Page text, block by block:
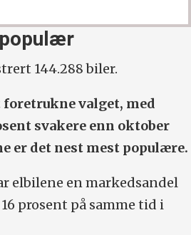
144.288 biler.
valget, med
svakere enn oktober
er det nest mest populære.
elbilene en markedsandel
prosent på samme tid i